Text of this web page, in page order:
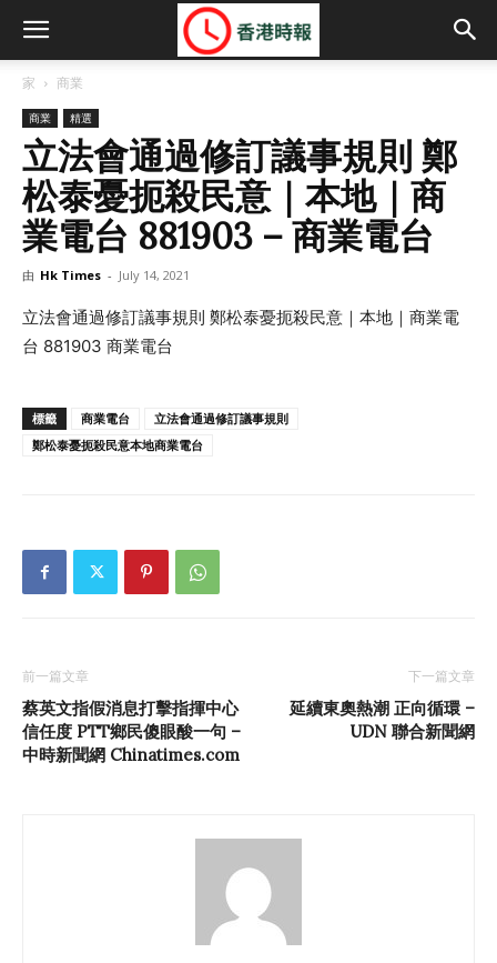
家 商業
商業 精選
立法會通過修訂議事規則 鄭
松泰憂扼殺民意｜本地｜商
業電台 881903 – 商業電台
由 Hk Times - July 14, 2021
立法會通過修訂議事規則 鄭松泰憂扼殺民意｜本地｜商業電
台 881903 商業電台
標籤 商業電台
立法會通過修訂議事規則
鄭松泰憂扼殺民意本地商業電台
前一篇文章
蔡英文指假消息打擊指揮中心
信任度 PTT鄉民傻眼酸一句 –
中時新聞網 Chinatimes.com
下一篇文章
延續東奧熱潮 正向循環 –
UDN 聯合新聞網